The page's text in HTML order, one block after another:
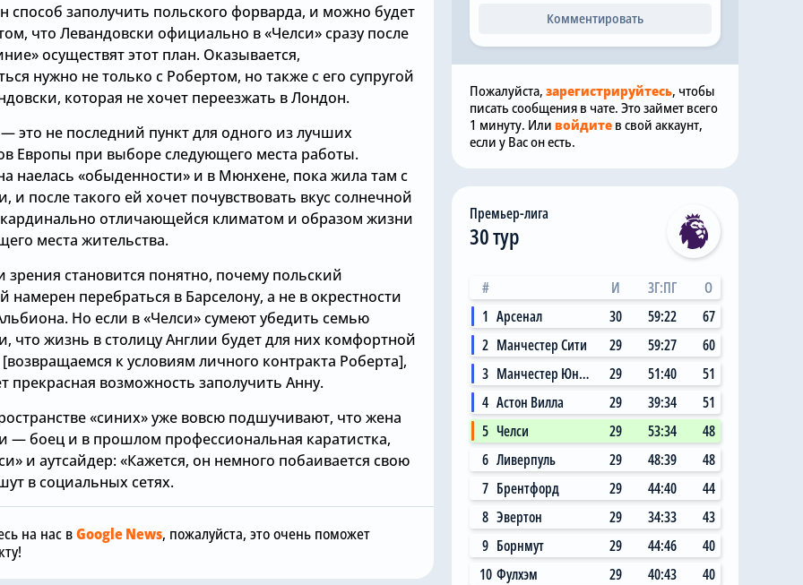
способ заполучить польского форварда, и можно будет
что Левандовски официально в «Челси» сразу после
осуществят этот план. Оказывается,
нужно не только с Робертом, но также с его супругой
которая не хочет переезжать в Лондон.
это не последний пункт для одного из лучших
Европы при выборе следующего места работы.
наелась «обыденности» и в Мюнхене, пока жила там с
и после такого ей хочет почувствовать вкус солнечной
отличающейся климатом и образом жизни
места жительства.
зрения становится понятно, почему польский
перебраться в Барселону, а не в окрестности
Но если в «Челси» сумеют убедить семью
что жизнь в столицу Англии будет для них комфортной
к условиям личного контракта Роберта],
прекрасная возможность заполучить Анну.
«синих» уже вовсю подшучивают, что жена
— боец и в прошлом профессиональная каратистка,
и аутсайдер: «Кажется, он немного побаивается свою
в социальных сетях.
на нас вGoogle News, пожалуйста, это очень поможет
Сегодня, 05:26
«Челси» успешно
завершает восьмой
трансфер в летнее
Вчера, 17:01
вингеров: «Челси» не
будет подписывать
фланговых нападающих
Вчера, 12:00
«Челси» не собирается
покупать нового вратаря,
и доволен Робертом
Санчесом
Комментировать
Пожалуйста, зарегистрируйтесь, чтобы
писать сообщения в чате. Это займет всего
1 минуту. Или войдите в свой аккаунт,
если у Вас он есть.
Премьер-лига
30 тур
# И ЗГ:ПГ
О
1 Арсенал 30 59:22
67
2 Манчестер Сити 29 59:27
60
3
Манчестер Юнайтед 29 51:40
51
4 Астон Вилла 29 39:34
51
5 Челси 29 53:34
48
6 Ливерпуль 29 48:39
48
7 Брентфорд 29 44:40
44
8 Эвертон 29 34:33
43
9 Борнмут 29 44:46
40
10 Фулхэм 29 40:43
40